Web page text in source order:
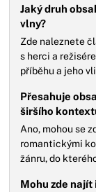
Jaký druh
vlny?
Zde naleznete
s herci a
příběhu a jeho
Přesahuje
širšího
Ano, mohou se
romantickými
žánru, do
Mohu zde